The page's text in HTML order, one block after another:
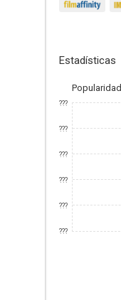
Estadísticas
Popularidad
???
???
???
???
???
???